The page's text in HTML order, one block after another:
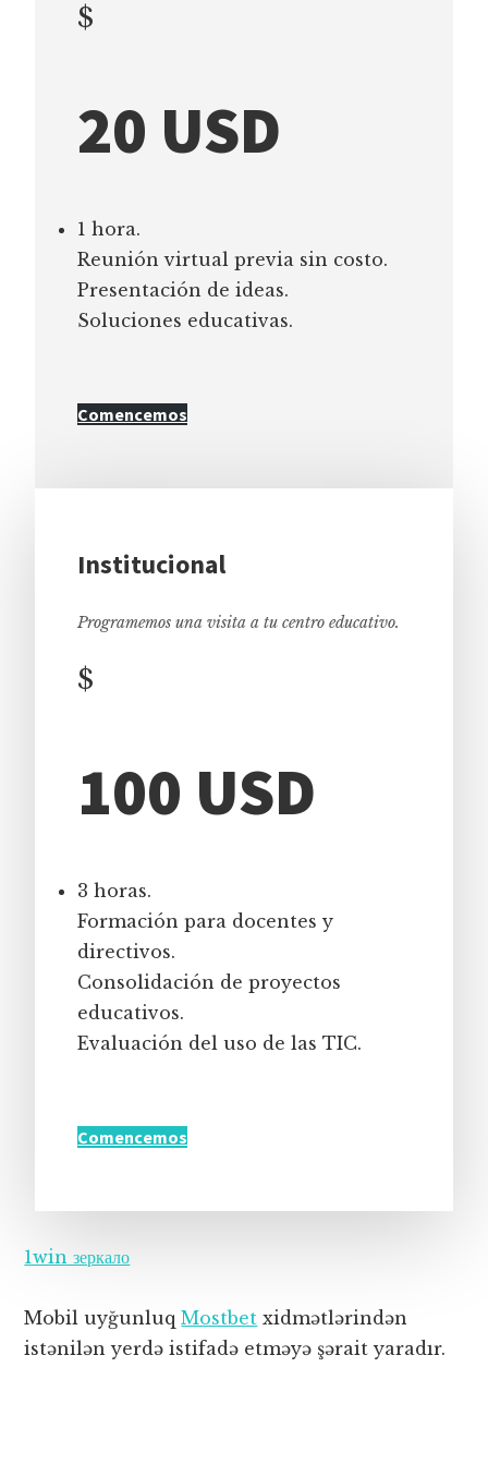
$
20 USD
1 hora.
Reunión virtual previa sin costo.
Presentación de ideas.
Soluciones educativas.
Comencemos
Institucional
Programemos una visita a tu centro educativo.
$
100 USD
3 horas.
Formación para docentes y
directivos.
Consolidación de proyectos
educativos.
Evaluación del uso de las TIC.
Comencemos
1win зеркало
Mobil uyğunluqMostbet xidmətlərindən
istənilən yerdə istifadə etməyə şərait yaradır.